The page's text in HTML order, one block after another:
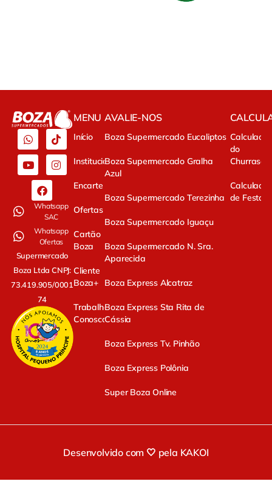
Whatsapp
SAC
Whatsapp
Ofertas
Supermercado
Boza Ltda CNPJ:
73.419.905/0001-
74
MENU
Início
Institucional
Encarte
Ofertas
Cartão
Boza
Cliente
Boza+
Trabalhe
Conosco
AVALIE-NOS
Boza Supermercado Eucaliptos
Boza Supermercado Gralha
Azul
Boza Supermercado Terezinha
Boza Supermercado Iguaçu
Boza Supermercado N. Sra.
Aparecida
Boza Express Alcatraz
Boza Express Sta Rita de
Cássia
Boza Express Tv. Pinhão
Boza Express Polônia
Super Boza Online
do
Churrasco
de Festa
Desenvolvido com 🤍 pela KAKOI